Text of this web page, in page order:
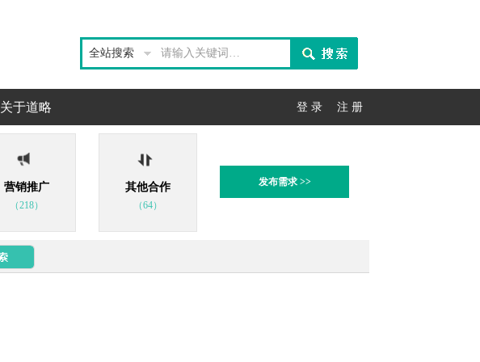
全站搜索
关于道略 登 录 注 册
营销推广
（218）
其他合作
（64）
发布需求 >>